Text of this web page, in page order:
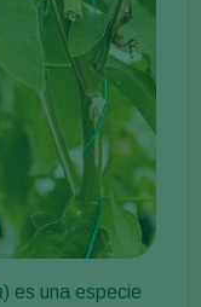
) es una especie